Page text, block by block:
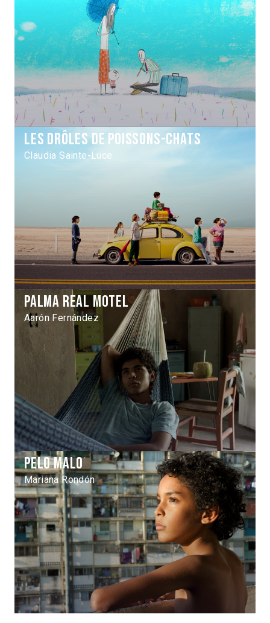
Les Drôles de poissons-chats
Claudia Sainte-Luce
Palma Real Motel
Aarón Fernández
Pelo malo
Mariana Rondón